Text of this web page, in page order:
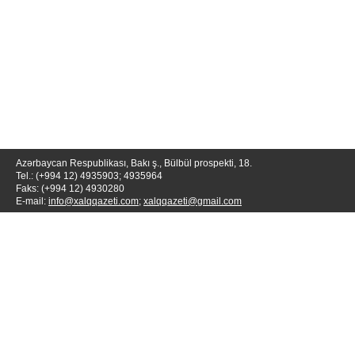
Azərbaycan Respublikası, Bakı ş., Bülbül prospekti, 18.
Tel.: (+994 12) 4935903; 4935964
Faks: (+994 12) 4930280
E-mail: info@xalqqazeti.com; xalqqazeti@gmail.com